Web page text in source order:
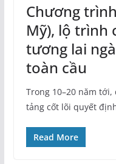
Chương
Mỹ), lộ trình
tương lai
toàn cầu
Trong 10–20 năm
tảng cốt lõi quyết
Read More